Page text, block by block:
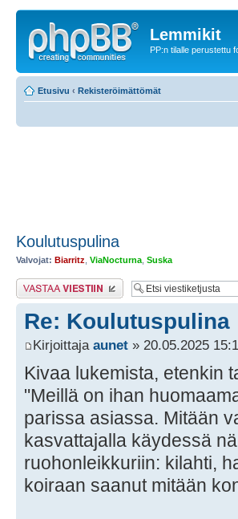
Lemmikit
PP:n tilalle perustettu
Etusivu ‹ Rekisteröimättömät
Koulutuspulina
Valvojat: Biarritz ViaNocturna Suska
Lähetä vastaus
Re: Koulutuspulina
Kirjoittaja aunet » 20.05.2025
Kivaa lukemista, etenkin
"Meillä on ihan
parissa asiassa. Mitään
kasvattajalla käydessä
ruohonleikkuriin: kilahti,
koiraan saanut mitään